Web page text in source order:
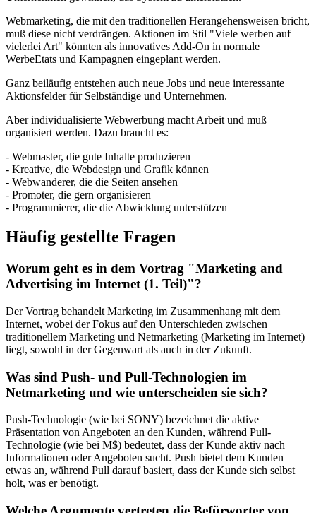
Webmarketing, die mit den traditionellen Herangehensweisen bricht,
muß diese nicht verdrängen. Aktionen im Stil "Viele werben auf
vielerlei Art" könnten als innovatives Add-On in normale
WerbeEtats und Kampagnen eingeplant werden.
Ganz beiläufig entstehen auch neue Jobs und neue interessante
Aktionsfelder für Selbständige und Unternehmen.
Aber individualisierte Webwerbung macht Arbeit und muß
organisiert werden. Dazu braucht es:
- Webmaster, die gute Inhalte produzieren
- Kreative, die Webdesign und Grafik können
- Webwanderer, die die Seiten ansehen
- Promoter, die gern organisieren
- Programmierer, die die Abwicklung unterstützen
Häufig gestellte Fragen
Worum geht es in dem Vortrag "Marketing and
Advertising im Internet (1. Teil)"?
Der Vortrag behandelt Marketing im Zusammenhang mit dem
Internet, wobei der Fokus auf den Unterschieden zwischen
traditionellem Marketing und Netmarketing (Marketing im Internet)
liegt, sowohl in der Gegenwart als auch in der Zukunft.
Was sind Push- und Pull-Technologien im
Netmarketing und wie unterscheiden sie sich?
Push-Technologie (wie bei SONY) bezeichnet die aktive
Präsentation von Angeboten an den Kunden, während Pull-
Technologie (wie bei M$) bedeutet, dass der Kunde aktiv nach
Informationen oder Angeboten sucht. Push bietet dem Kunden
etwas an, während Pull darauf basiert, dass der Kunde sich selbst
holt, was er benötigt.